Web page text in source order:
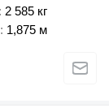
2 585 кг
1,875 м